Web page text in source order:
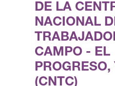
DE LA
NACIONAL
CAMPO - EL
PROGRESO,
(CNTC)